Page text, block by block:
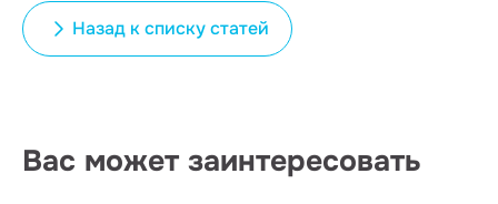
Назад к списку статей
Вас может заинтересовать